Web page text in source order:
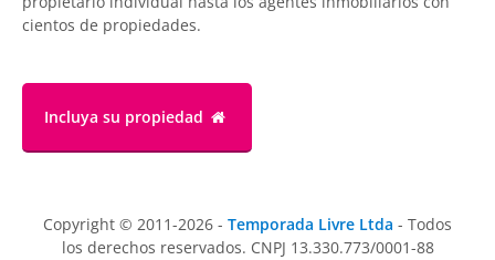
cientos de propiedades.
Incluya su propiedad
Copyright © 2011-2026 - Temporada Livre Ltda - Todos
los derechos reservados. CNPJ 13.330.773/0001-88